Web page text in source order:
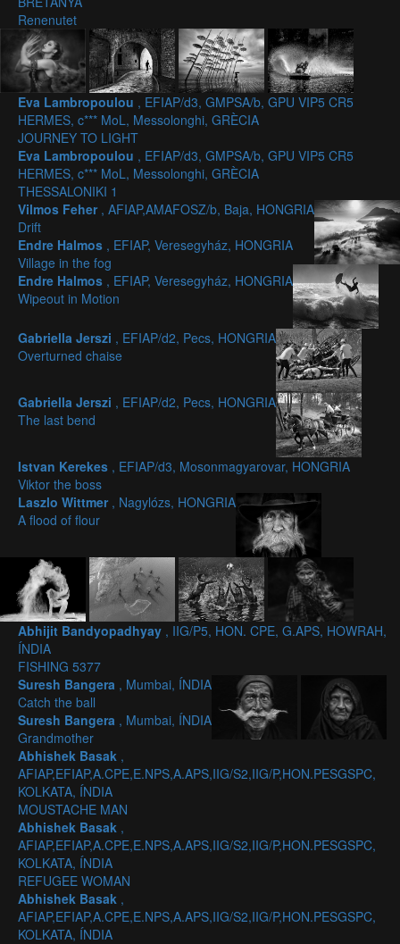
Renenutet
Eva Lambropoulou , EFIAP/d3, GMPSA/b, GPU VIP5 CR5
HERMES, c*** MoL, Messolonghi, GRÈCIA
JOURNEY TO LIGHT
Eva Lambropoulou , EFIAP/d3, GMPSA/b, GPU VIP5 CR5
HERMES, c*** MoL, Messolonghi, GRÈCIA
THESSALONIKI 1
Vilmos Feher , AFIAP,AMAFOSZ/b, Baja, HONGRIA
Drift
Endre Halmos , EFIAP, Veresegyház, HONGRIA
Village in the fog
Endre Halmos , EFIAP, Veresegyház, HONGRIA
Wipeout in Motion
Gabriella Jerszi , EFIAP/d2, Pecs, HONGRIA
Overturned chaise
Gabriella Jerszi , EFIAP/d2, Pecs, HONGRIA
The last bend
Istvan Kerekes , EFIAP/d3, Mosonmagyarovar, HONGRIA
Viktor the boss
Laszlo Wittmer , Nagylózs, HONGRIA
A flood of flour
Abhijit Bandyopadhyay , IIG/P5, HON. CPE, G.APS, HOWRAH,
ÍNDIA
FISHING 5377
Suresh Bangera , Mumbai, ÍNDIA
Catch the ball
Suresh Bangera , Mumbai, ÍNDIA
Grandmother
Abhishek Basak ,
AFIAP,EFIAP,A.CPE,E.NPS,A.APS,IIG/S2,IIG/P,HON.PESGSPC,
KOLKATA, ÍNDIA
MOUSTACHE MAN
Abhishek Basak ,
AFIAP,EFIAP,A.CPE,E.NPS,A.APS,IIG/S2,IIG/P,HON.PESGSPC,
KOLKATA, ÍNDIA
REFUGEE WOMAN
Abhishek Basak ,
AFIAP,EFIAP,A.CPE,E.NPS,A.APS,IIG/S2,IIG/P,HON.PESGSPC,
KOLKATA, ÍNDIA